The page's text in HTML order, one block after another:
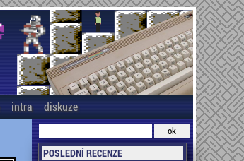
intra diskuze
POSLEDNÍ RECENZE